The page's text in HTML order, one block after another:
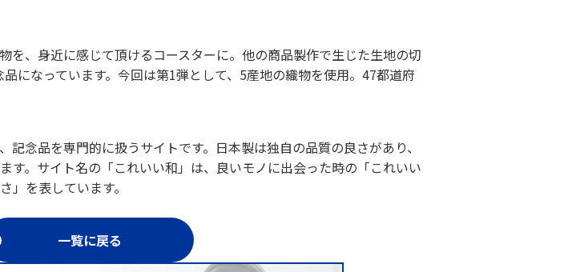
を、身近に感じて頂けるコースターに。他の商品製作で生じた生地の切
になっています。今回は第1弾として、5産地の織物を使用。47都道府
記念品を専門的に扱うサイトです。日本製は独自の品質の良さがあり、
す。サイト名の「これいい和」は、良いモノに出会った時の「これいい
」を表しています。
一覧に戻る